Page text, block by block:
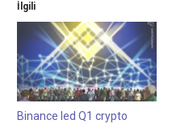
İlgili
Binance led Q1 crypto